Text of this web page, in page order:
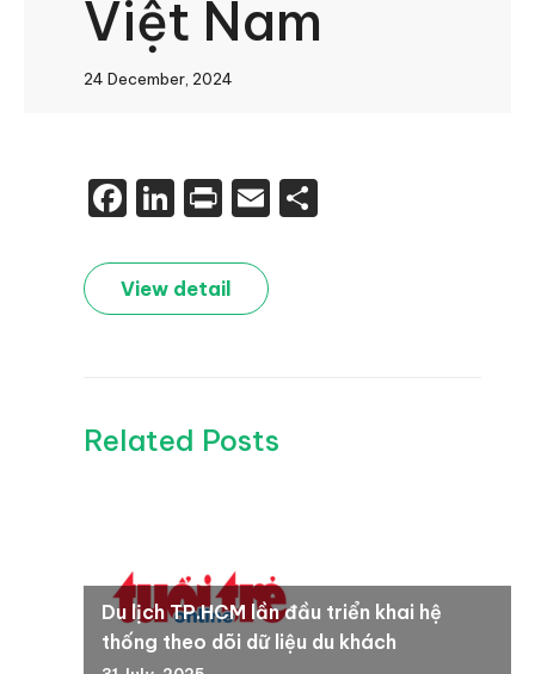
Việt Nam
24 December, 2024
Facebook
LinkedIn
PrintEmail
View detail
Related Posts
Du lịch TP.HCM lần đầu triển khai hệ
thống theo dõi dữ liệu du khách